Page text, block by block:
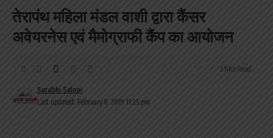
तेरापंथ महिला मंडल वाशी द्वारा कैंसर
अवेयरनेस एवं मैमोग्राफी कैंप का आयोजन
Last updated: February 8, 2019 11:25 pm
Surabhi Saloni
3 Min Read